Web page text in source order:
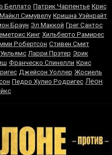
Беллато Патрик Чарпентье Крис
Майкл Симувелу Кришна Уэйнрайт
Браун Эл Маккой Грег Сантос
Кинг Хильберто Рамирес
Робертсон Стивен Смит
Ларри Прэтер Эрик
Франческо Спинелли Крис
Джейсон Уоллер Жосиель
Педро Хулио Родригес Леон